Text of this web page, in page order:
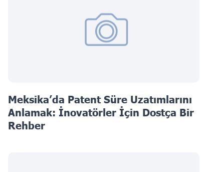
Meksika’da Patent Süre Uzatımlarını
Anlamak: İnovatörler İçin Dostça Bir
Rehber